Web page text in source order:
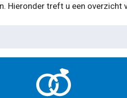
Hieronder treft u een overzicht